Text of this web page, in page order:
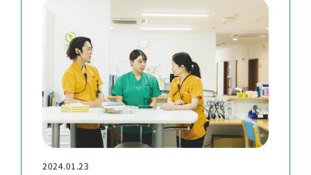
2024.01.23